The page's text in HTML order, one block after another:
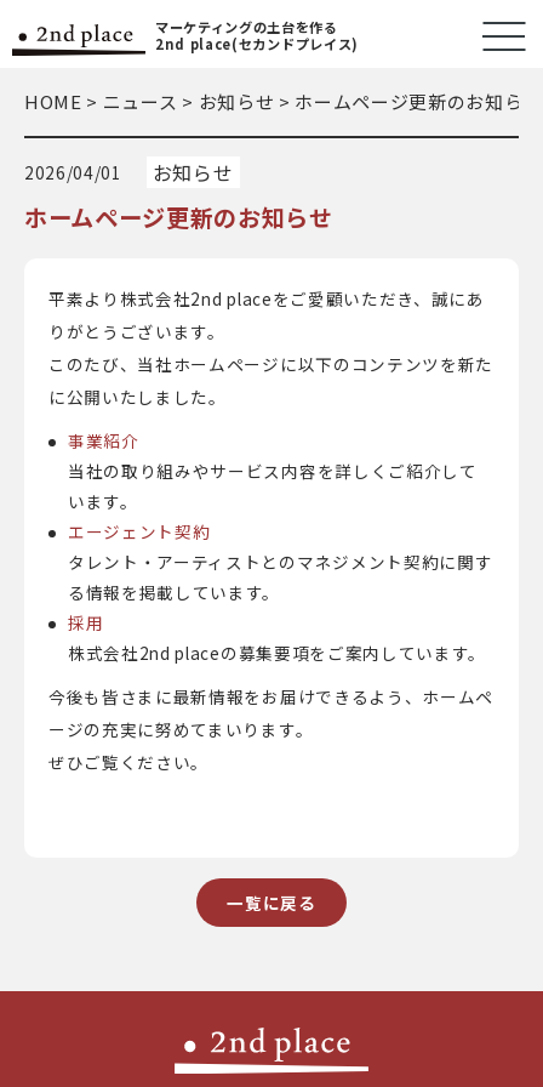
マーケティングの土台を作る
2nd place(セカンドプレイス)
HOME > ニュース > お知らせ > ホームページ更新のお知らせ
2026/04/01 お知らせ
ホームページ更新のお知らせ
平素より株式会社2nd placeをご愛顧いただき、誠にあ
りがとうございます。
このたび、当社ホームページに以下のコンテンツを新た
に公開いたしました。
事業紹介
当社の取り組みやサービス内容を詳しくご紹介して
います。
エージェント契約
タレント・アーティストとのマネジメント契約に関す
る情報を掲載しています。
採用
株式会社2nd placeの募集要項をご案内しています。
今後も皆さまに最新情報をお届けできるよう、ホームペ
ージの充実に努めてまいります。
ぜひご覧ください。
一覧に戻る